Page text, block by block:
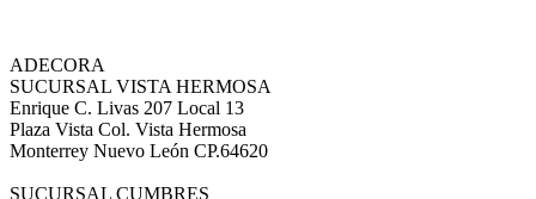
ADECORA
SUCURSAL VISTA HERMOSA
Enrique C. Livas 207 Local 13
Plaza Vista Col. Vista Hermosa
Monterrey Nuevo León CP.64620
SUCURSAL CUMBRES